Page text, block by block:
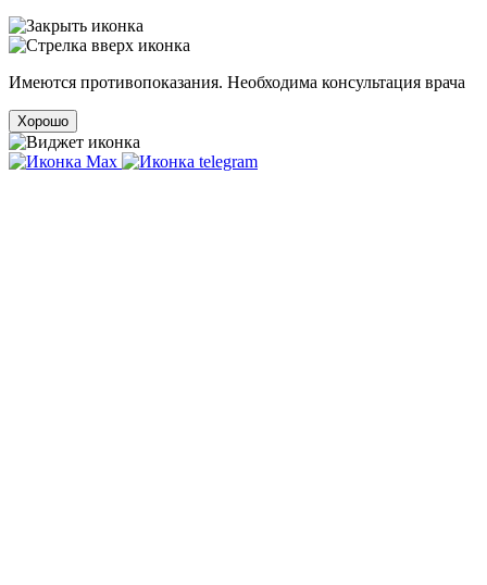
Имеются противопоказания. Необходима консультация врача
Хорошо